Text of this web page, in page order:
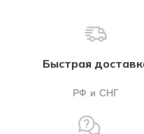
Быстрая
РФ и СНГ